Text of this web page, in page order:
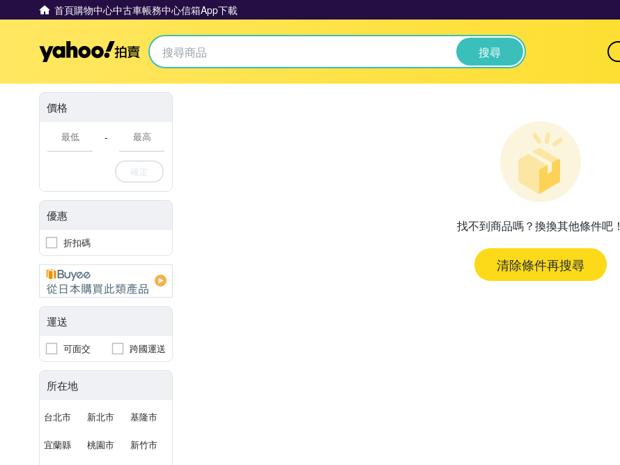
首頁購物中心中古車帳務中心信箱App下載
Yahoo拍賣 搜尋
價格
-
確定
優惠
折扣碼
運送
可面交 跨國運送
所在地
台北市 新北市 基隆市
宜蘭縣 桃園市 新竹市
找不到商品嗎？換換其他條件吧！
清除條件再搜尋